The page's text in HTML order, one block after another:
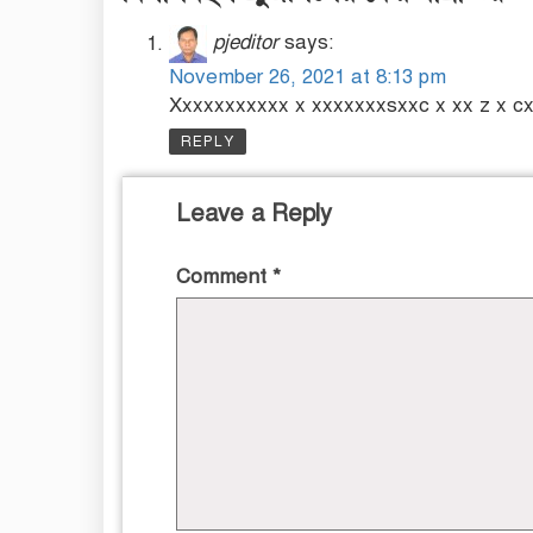
pjeditor says:
November 26, 2021 at 8:13 pm
Xxxxxxxxxxx x xxxxxxxsxxc x xx z x
REPLY
Leave a Reply
Comment *